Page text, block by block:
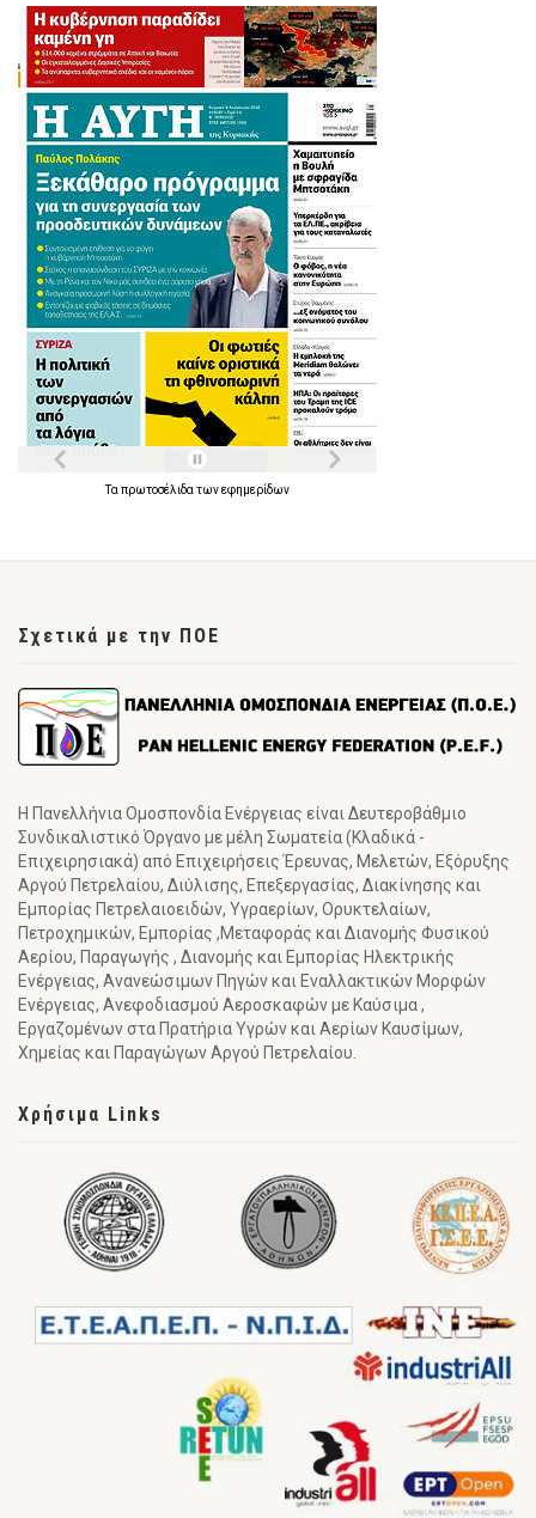
Τα πρωτοσέλιδα τωνεφημερίδων
Σχετικά με την ΠΟΕ
Η Πανελλήνια Ομοσπονδία Ενέργειας είναι Δευτεροβάθμιο
Συνδικαλιστικό Όργανο με μέλη Σωματεία (Κλαδικά -
Επιχειρησιακά) από Επιχειρήσεις Έρευνας, Μελετών, Εξόρυξης
Αργού Πετρελαίου, Διύλισης, Επεξεργασίας, Διακίνησης και
Εμπορίας Πετρελαιοειδών, Υγραερίων, Ορυκτελαίων,
Πετροχημικών, Εμπορίας ,Μεταφοράς και Διανομής Φυσικού
Αερίου, Παραγωγής , Διανομής και Εμπορίας Ηλεκτρικής
Ενέργειας, Ανανεώσιμων Πηγών και Εναλλακτικών Μορφών
Ενέργειας, Ανεφοδιασμού Αεροσκαφών με Καύσιμα ,
Εργαζομένων στα Πρατήρια Υγρών και Αερίων Καυσίμων,
Χημείας και Παραγώγων Αργού Πετρελαίου.
Χρήσιμα Links